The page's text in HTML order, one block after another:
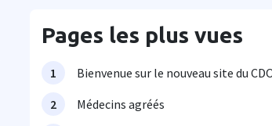
Pages les plus vues
Bienvenue sur le nouveau site du
Médecins agréés